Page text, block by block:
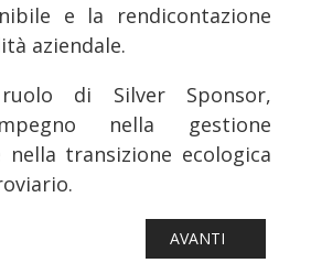
e la rendicontazione
aziendale.
di Silver Sponsor,
nella gestione
nella transizione ecologica
FERROVIE: FRECCIAROSSA
ARTICOLO
AVANTI